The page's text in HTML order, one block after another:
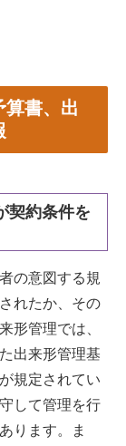
算書、出
契約条件を
の意図する規
れたか、その
形管理では、
出来形管理基
規定されてい
して管理を行
ります。ま